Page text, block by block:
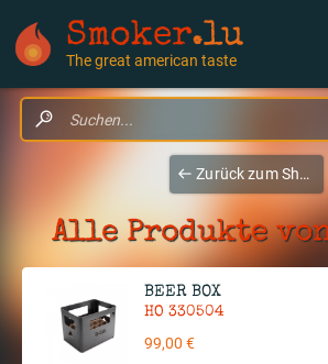
Smoker.lu
The great american taste
Zurück zum Shop
Alle Produkte
BEER BOX
HO 330504
99,00 €